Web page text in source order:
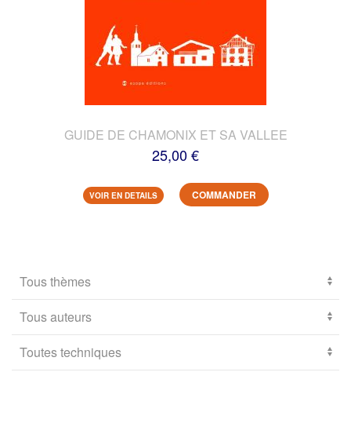
GUIDE DE CHAMONIX ET SA VALLEE
25,00 €
VOIR EN DETAILS COMMANDER